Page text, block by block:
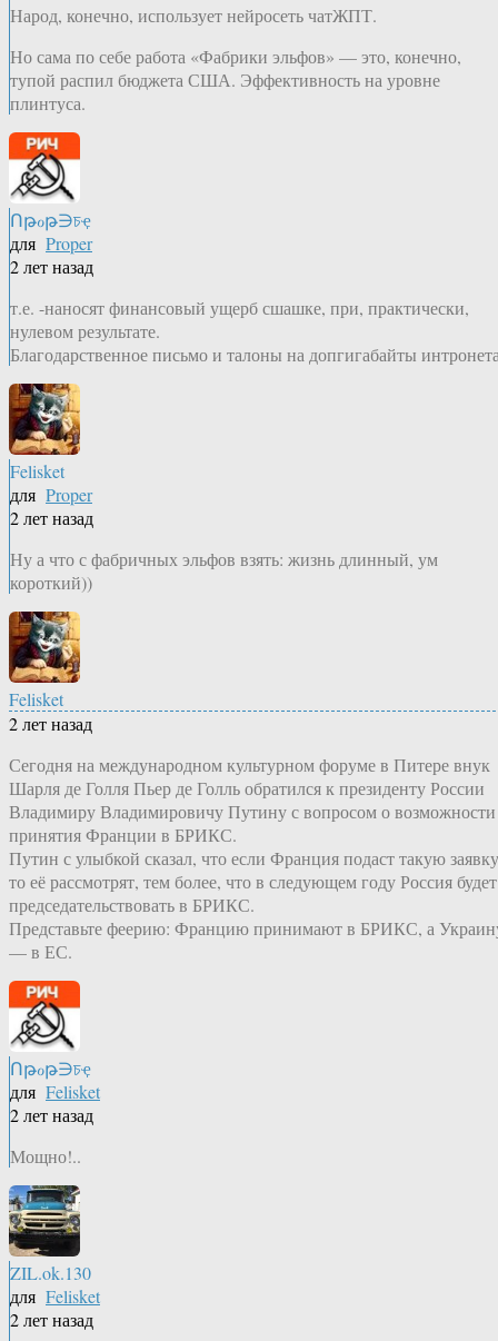
Народ, конечно, использует нейросеть чатЖПТ.
Но сама по себе работа «Фабрики эльфов» — это, конечно,
тупой распил бюджета США. Эффективность на уровне
плинтуса.
Ոթℴթ∋চҿ
для Proper
2 лет назад
т.е. -наносят финансовый ущерб сшашке, при, практически,
нулевом результате.
Благодарственное письмо и талоны на допгигабайты
Felisket
для Proper
2 лет назад
Ну а что с фабричных эльфов взять: жизнь длинный, ум
короткий))
Felisket
2 лет назад
Сегодня на международном культурном форуме в Питере внук
Шарля де Голля Пьер де Голль обратился к президенту России
Владимиру Владимировичу Путину с вопросом о возможности
принятия Франции в БРИКС.
Путин с улыбкой сказал, что если Франция подаст такую
то её рассмотрят, тем более, что в следующем году Россия будет
председательствовать в БРИКС.
Представьте феерию: Францию принимают в БРИКС, а
— в ЕС.
Ոթℴթ∋চҿ
для Felisket
2 лет назад
Мощно!..
ZIL.ok.130
для Felisket
2 лет назад